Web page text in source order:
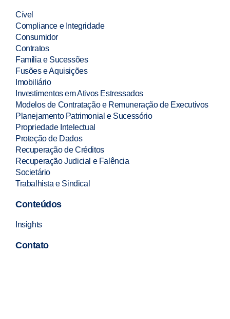
Cível
Compliance e Integridade
Consumidor
Contratos
Família e Sucessões
Fusões e Aquisições
Imobiliário
Investimentos em Ativos Estressados
Modelos de Contratação e Remuneração de Executivos
Planejamento Patrimonial e Sucessório
Propriedade Intelectual
Proteção de Dados
Recuperação de Créditos
Recuperação Judicial e Falência
Societário
Trabalhista e Sindical
Conteúdos
Insights
Contato